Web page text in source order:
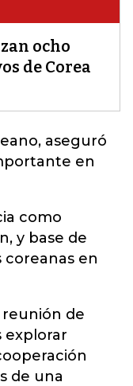
ocho
de Corea
aseguró
en
como
y base de
coreanas en
reunión de
explorar
de una